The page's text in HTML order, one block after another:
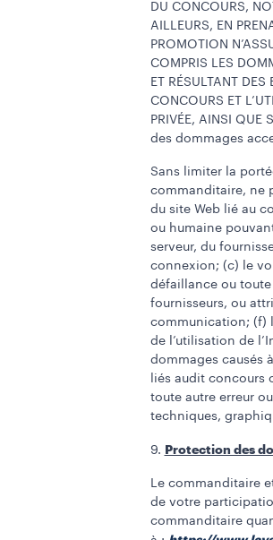
DU CONCOURS,
AILLEURS, EN
PROMOTION
COMPRIS LES
ET RÉSULTANT
CONCOURS ET
PRIVÉE, AINSI
des dommages
Sans limiter la
commanditaire, ne
du site Web lié au
ou humaine
serveur, du
connexion; (c) le
défaillance ou toute
fournisseurs, ou
communication; (f)
de l’utilisation de
dommages causés
liés audit concours
toute autre erreur
techniques,
9. Protection des
Le commanditaire
de votre
commanditaire